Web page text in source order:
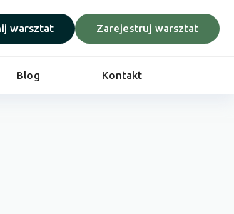
warsztat Zarejestruj warsztat
Blog Kontakt